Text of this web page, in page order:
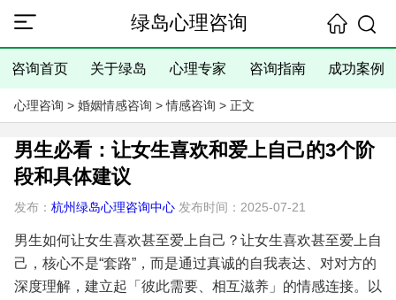
绿岛心理咨询
咨询首页 关于绿岛 心理专家 咨询指南 成功案例
心理咨询 > 婚姻情感咨询 >情感咨询 > 正文
男生必看：让女生喜欢和爱上自己的3个阶
段和具体建议
发布： 杭州绿岛心理咨询中心发布时间：2025-07-21
男生如何让女生喜欢甚至爱上自己？让女生喜欢甚至爱上自
己，核心不是“套路”，而是通过真诚的自我表达、对对方的
深度理解，建立起「彼此需要、相互滋养」的情感连接。以